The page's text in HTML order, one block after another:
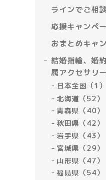
ラインでご相
応援キャンペ
おまとめキャ
結婚指輪、婚
属アクセサリ
日本全国（1）
北海道（52）
青森県（40）
秋田県（42）
岩手県（43）
宮城県（29）
山形県（47）
福島県（54）